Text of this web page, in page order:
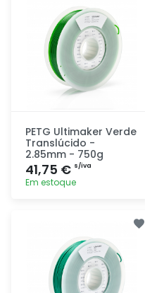
PETG Ultimaker Verde
Translúcido -
2.85mm - 750g
41,75 € s/iva
Em estoque